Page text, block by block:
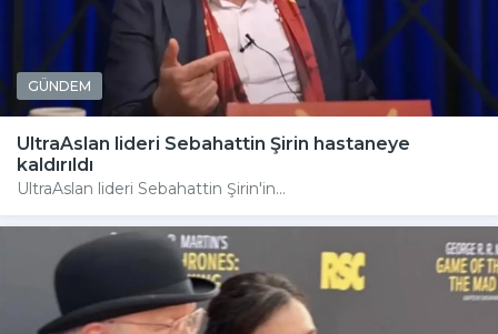
GÜNDEM
UltraAslan lideri Sebahattin Şirin hastaneye
kaldırıldı
UltraAslan lideri Sebahattin Şirin'in...